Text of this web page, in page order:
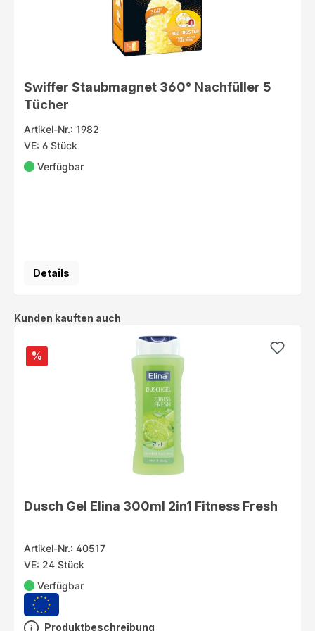
Swiffer Staubmagnet 360° Nachfüller 5
Tücher
Artikel-Nr.: 1982
VE: 6 Stück
Verfügbar
Details
Produktgalerie überspringen
Kunden kauften auch
%
Dusch Gel Elina 300ml 2in1 Fitness Fresh
Artikel-Nr.: 40517
VE: 24 Stück
Verfügbar
Produktbeschreibung